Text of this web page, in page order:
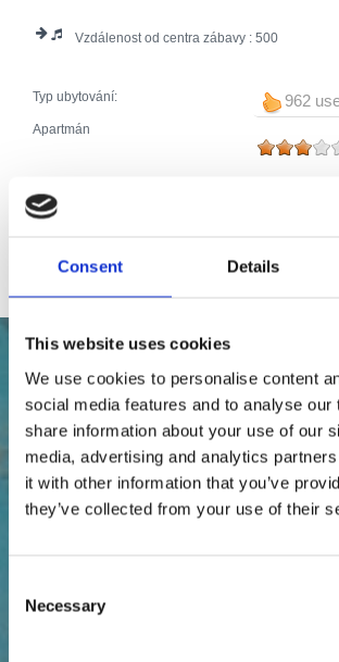
Consent Details
This website uses cookies
We use cookies to personalise content
social media features and to analyse our
share information about your use of our
media, advertising and analytics
it with other information that you’ve
they’ve collected from your use of their
Selection
Necessary
Vzdálenost od centra zábavy : 500
962
Typ ubytování:
Apartmán
Hlavní postele (počet):
Pomocné postele (počet):